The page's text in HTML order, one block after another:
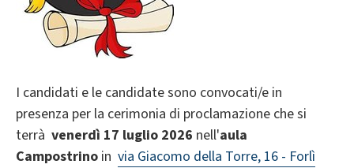
I candidati e le candidate sono convocati/e in
presenza per la cerimonia di proclamazione che si
terrà venerdì 17 luglio 2026 nell'aula
Campostrino in via Giacomo della Torre, 16 - Forlì